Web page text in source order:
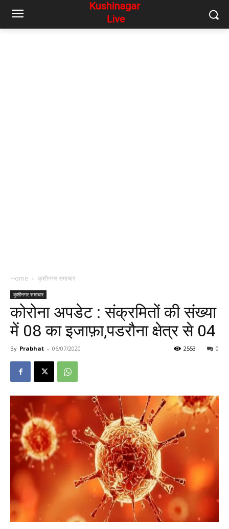
Home कुशीनगर समाचार
कुशीनगर समाचार
कोरोना अपडेट : संक्रमितों की संख्या
में 08 का इजाफ़ा,पडरौना क्षेत्र से 04
By Prabhat - 06/07/2020 0
2553